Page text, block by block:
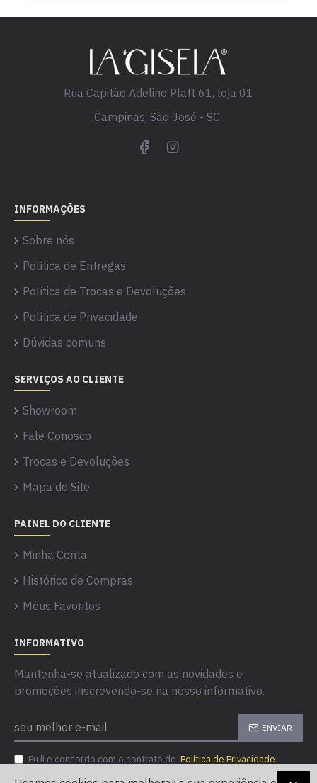
Rua Capitão Adelino Platt 61, loja 01
Campinas, São José - SC.
INFORMAÇÕES
Sobre nós
Política de Entregas
Política de Trocas e Devoluções
Política de Privacidade
Dúvidas comuns
SERVIÇOS AO CLIENTE
Showroom
Fale Conosco
Trocas e Devoluções
Mapa do Site
PAINEL DO CLIENTE
Minha Conta
Histórico de Compras
Meus Favoritos
INFORMATIVO
Mantenha-se atualizado com as novidades e
promoções inscrevendo-se na nosso informativo.
ENVIAR
Eu li e concordo com o contrato de Política de Privacidade